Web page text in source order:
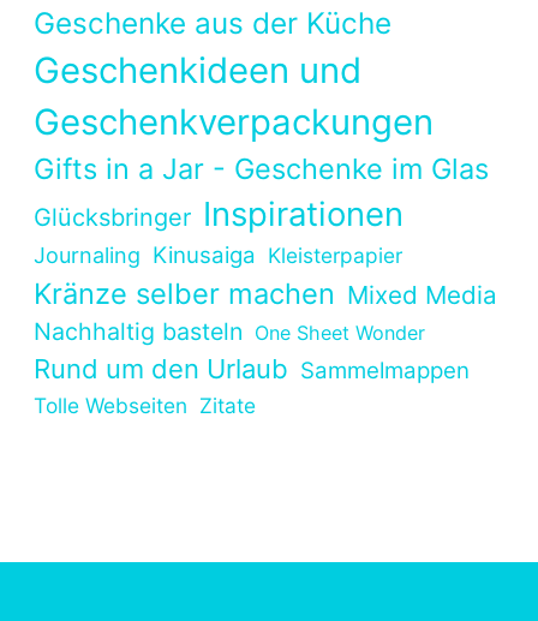
Geschenke aus der Küche
Geschenkideen und
Geschenkverpackungen
Gifts in a Jar - Geschenke im Glas
Glücksbringer Inspirationen
Journaling Kinusaiga Kleisterpapier
Kränze selber machen Mixed Media
Nachhaltig basteln One Sheet Wonder
Rund um den Urlaub Sammelmappen
Tolle Webseiten Zitate